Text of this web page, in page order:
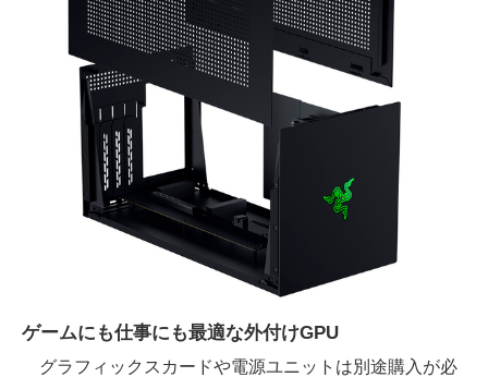
ゲームにも仕事にも最適な外付けGPU
グラフィックスカードや電源ユニットは別途購入が必